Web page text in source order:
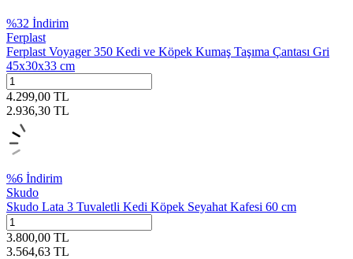
%32 İndirim
Ferplast
Ferplast Voyager 350 Kedi ve Köpek Kumaş Taşıma Çantası Gri
45x30x33 cm
4.299,00 TL
2.936,30 TL
%6 İndirim
Skudo
Skudo Lata 3 Tuvaletli Kedi Köpek Seyahat Kafesi 60 cm
3.800,00 TL
3.564,63 TL